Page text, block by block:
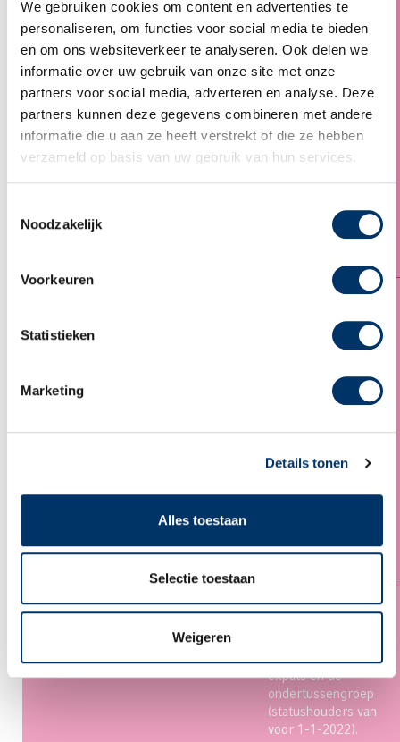
We gebruiken cookies om content en advertenties te
personaliseren, om functies voor social media te bieden
en om ons websiteverkeer te analyseren. Ook delen we
informatie over uw gebruik van onze site met onze
partners voor social media, adverteren en analyse. Deze
partners kunnen deze gegevens combineren met andere
informatie die u aan ze heeft verstrekt of die ze hebben
verzameld op basis van uw gebruik van hun services.
Noodzakelijk
Voorkeuren
Statistieken
Marketing
Details tonen
Alles toestaan
Selectie toestaan
Weigeren
met én zonder
diploma
voor NT1- en NT2-
ers uit de
verschillende
arbeidsmarktregio
Zaanstreek
Waterland. We geven
cursussen op de
taal-, reken-, en
basisvaardigheden
voor werk, opleiding
Volwasseneneducatie
verschillende
arbeidsmarktregio
Noordoost Brabant.
taalvaardigheden, in
reken- en digitale
zelfredzaamheid te
Landelijk Zelfmelders
Nederlands leren en
gezinsmigranten,
expats en de
ondertussengroep
(statushouders van
voor 1-1-2022).